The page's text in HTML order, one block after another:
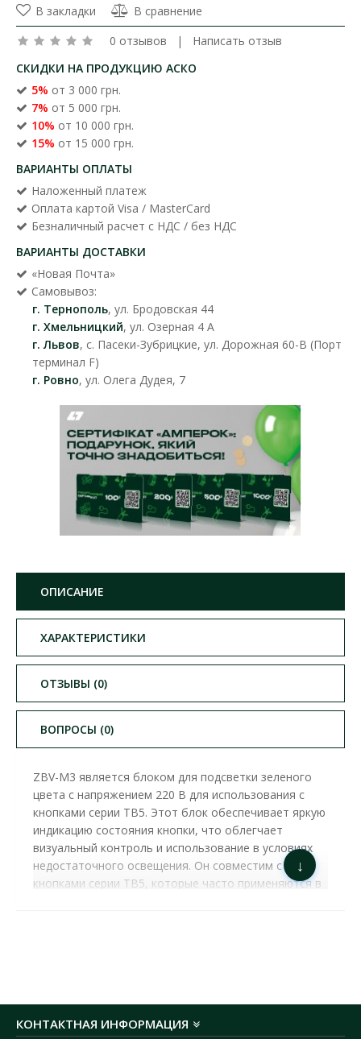
В закладки
В сравнение
0 отзывов | Написать отзыв
СКИДКИ НА ПРОДУКЦИЮ АСКО
5% от 3 000 грн.
7% от 5 000 грн.
10% от 10 000 грн.
15% от 15 000 грн.
ВАРИАНТЫ ОПЛАТЫ
Наложенный платеж
Оплата картой Visa / MasterCard
Безналичный расчет с НДС / без НДС
ВАРИАНТЫ ДОСТАВКИ
«Новая Почта»
Самовывоз:
г. Тернополь, ул. Бродовская 44
г. Хмельницкий, ул. Озерная 4 А
г. Львов, с. Пасеки-Зубрицкие, ул. Дорожная 60-В (Порт
терминал F)
г. Ровно, ул. Олега Дудея, 7
ОПИСАНИЕ
ХАРАКТЕРИСТИКИ
ОТЗЫВЫ (0)
ВОПРОСЫ (0)
ZBV-M3 является блоком для подсветки зеленого
цвета с напряжением 220 В для использования с
кнопками серии TB5. Этот блок обеспечивает яркую
индикацию состояния кнопки, что облегчает
визуальный контроль и использование в условиях
недостаточного освещения. Он совместим с
кнопками серии TB5, которые часто применяются в
АСКО ЗЕЛЕНАЯ ( A0140010219 )ОСНОВНЫЕ
ХАРАКТЕРИСТИКИ:
↓
КОНТАКТНАЯ ИНФОРМАЦИЯ